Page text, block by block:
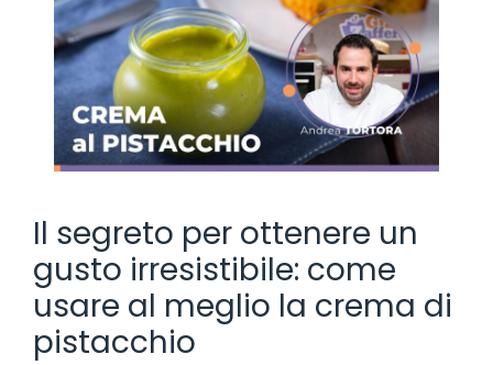
Il segreto per ottenere un
gusto irresistibile: come
usare al meglio la crema di
pistacchio